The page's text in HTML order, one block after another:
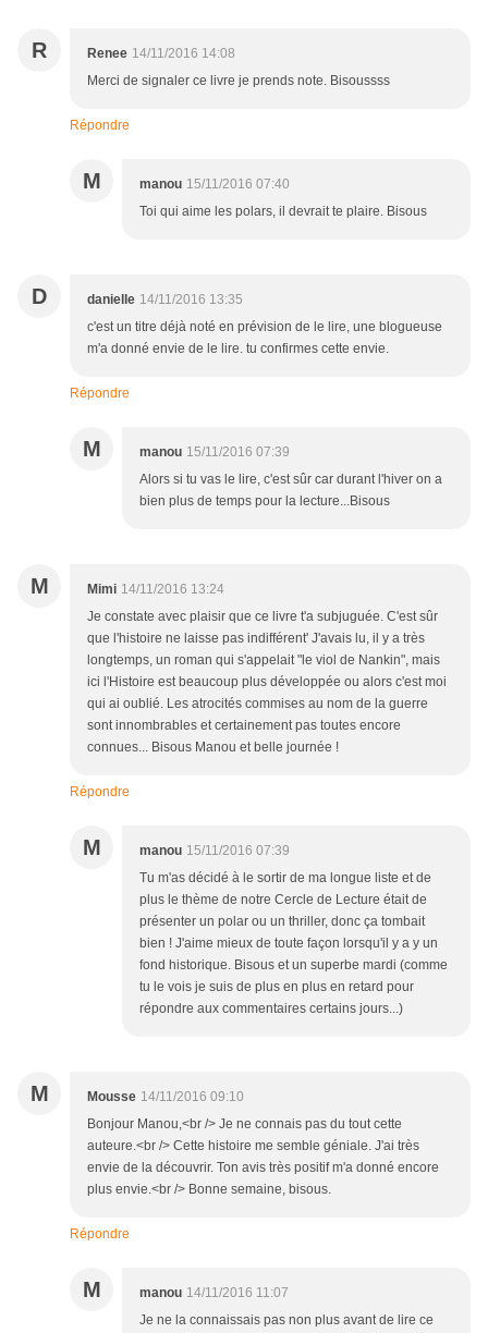
R Renee 14/11/2016 14:08
Merci de signaler ce livre je prends note. Bisoussss
Répondre
M manou 15/11/2016 07:40
Toi qui aime les polars, il devrait te plaire. Bisous
D danielle 14/11/2016 13:35
c'est un titre déjà noté en prévision de le lire, une blogueuse
m'a donné envie de le lire. tu confirmes cette envie.
Répondre
M manou 15/11/2016 07:39
Alors si tu vas le lire, c'est sûr car durant l'hiver on a
bien plus de temps pour la lecture...Bisous
M Mimi 14/11/2016 13:24
Je constate avec plaisir que ce livre t'a subjuguée. C'est sûr
que l'histoire ne laisse pas indifférent' J'avais lu, il y a très
longtemps, un roman qui s'appelait "le viol de Nankin", mais
ici l'Histoire est beaucoup plus développée ou alors c'est moi
qui ai oublié. Les atrocités commises au nom de la guerre
sont innombrables et certainement pas toutes encore
connues... Bisous Manou et belle journée !
Répondre
M manou 15/11/2016 07:39
Tu m'as décidé à le sortir de ma longue liste et de
plus le thème de notre Cercle de Lecture était de
présenter un polar ou un thriller, donc ça tombait
bien ! J'aime mieux de toute façon lorsqu'il y a y un
fond historique. Bisous et un superbe mardi (comme
tu le vois je suis de plus en plus en retard pour
répondre aux commentaires certains jours...)
M Mousse 14/11/2016 09:10
Bonjour Manou,<br /> Je ne connais pas du tout cette
auteure.<br /> Cette histoire me semble géniale. J'ai très
envie de la découvrir. Ton avis très positif m'a donné encore
plus envie.<br /> Bonne semaine, bisous.
Répondre
M manou 14/11/2016 11:07
Je ne la connaissais pas non plus avant de lire ce